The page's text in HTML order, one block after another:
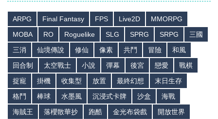
ARPG Final Fantasy FPS Live2D
MMORPG
MOBA
RO Roguelike SLG SPRG SRPG
三國
三消
仙境傳說 修仙 像素 共鬥 冒險
和風
回合制
太空戰士 小說 彈幕 後宮 戀愛
戰棋
捉寵
掛機 收集型 放置 最終幻想
末日生存
格鬥
棒球 水墨風 沉浸式卡牌 沙盒
海戰
海賊王
落櫻散華抄 跑酷 金光布袋戲
開放世界